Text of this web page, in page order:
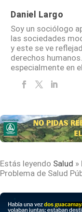
Daniel Largo
Soy un sociólogo
las sociedades
y este se ve
derechos
especialmente en
Estás leyendo Salud »
Problema de Salud